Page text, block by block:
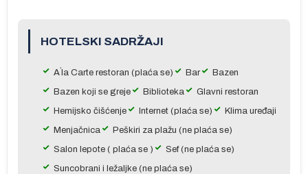
HOTELSKI SADRŽAJI
A`la Carte restoran (plaća se) Bar
Bazen
Bazen koji se greje
Biblioteka
Glavni restoran
Hemijsko čišćenje
Internet (plaća se)
Klima uređaji
Menjačnica
Peškiri za plažu (ne plaća se)
Salon lepote ( plaća se )
Sef (ne plaća se)
Suncobrani i ležaljke (ne plaća se)